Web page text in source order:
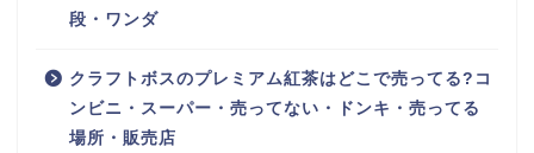
段・ワンダ
クラフトボスのプレミアム紅茶はどこで売ってる?コ
ンビニ・スーパー・売ってない・ドンキ・売ってる
場所・販売店